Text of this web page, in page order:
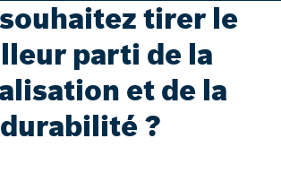
tirer le
parti de la
et de la
durabilité ?